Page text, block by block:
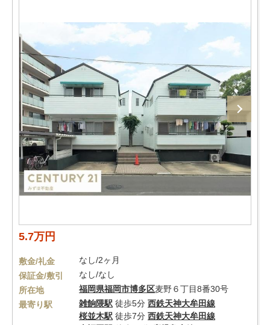
5.7万円
敷金/礼金
なし/2ヶ月
保証金/敷引
なし/なし
所在地
福岡県福岡市博多区麦野６丁目8番30号
最寄り駅
雑餉隈駅 徒歩5分 西鉄天神大牟田線
桜並木駅 徒歩7分 西鉄天神大牟田線